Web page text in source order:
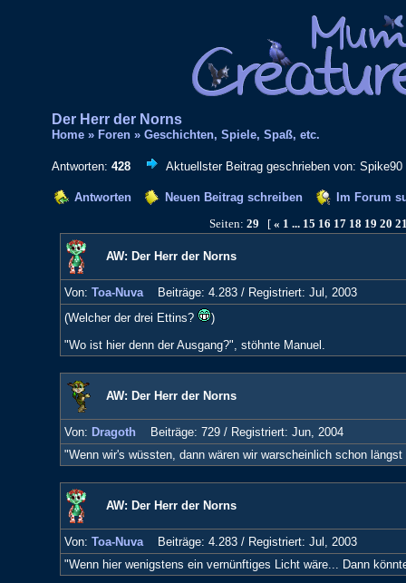
Der Herr der Norns
Home» Foren» Geschichten, Spiele, Spaß, etc.
Antworten: 428 Aktuellster Beitrag geschrieben von: Spike90
Antworten Neuen Beitrag schreiben
Im Forum
Seiten: 29 [ « 1 ... 15 16 17 18 19 20
AW: Der Herr der Norns
Von: Toa-Nuva Beiträge: 4.283 / Registriert: Jul, 2003
(Welcher der drei Ettins?
)
"Wo ist hier denn der Ausgang?", stöhnte Manuel.
AW: Der Herr der Norns
Von: Dragoth Beiträge: 729 / Registriert: Jun, 2004
"Wenn wir's wüssten, dann wären wir warscheinlich schon
AW: Der Herr der Norns
Von: Toa-Nuva Beiträge: 4.283 / Registriert: Jul, 2003
"Wenn hier wenigstens ein vernünftiges Licht wäre... Dann